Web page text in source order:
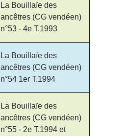
La Bouillaïe des
ancêtres (CG vendéen)
n°53 - 4e T.1993
La Bouillaïe des
ancêtres (CG vendéen)
n°54 1er T.1994
La Bouillaïe des
ancêtres (CG vendéen)
n°55 - 2e T.1994 et